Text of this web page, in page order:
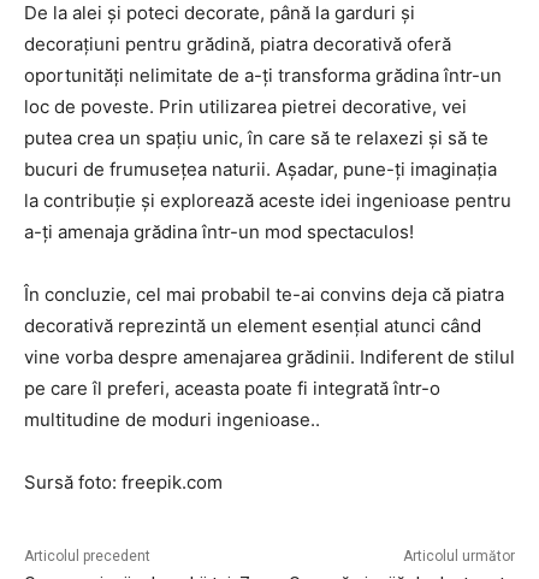
De la alei și poteci decorate, până la garduri și
decorațiuni pentru grădină, piatra decorativă oferă
oportunități nelimitate de a-ți transforma grădina într-un
loc de poveste. Prin utilizarea pietrei decorative, vei
putea crea un spațiu unic, în care să te relaxezi și să te
bucuri de frumusețea naturii. Așadar, pune-ți imaginația
la contribuție și explorează aceste idei ingenioase pentru
a-ți amenaja grădina într-un mod spectaculos!
În concluzie, cel mai probabil te-ai convins deja că piatra
decorativă reprezintă un element esențial atunci când
vine vorba despre amenajarea grădinii. Indiferent de stilul
pe care îl preferi, aceasta poate fi integrată într-o
multitudine de moduri ingenioase..
Sursă foto: freepik.com
Articolul precedent Articolul următor